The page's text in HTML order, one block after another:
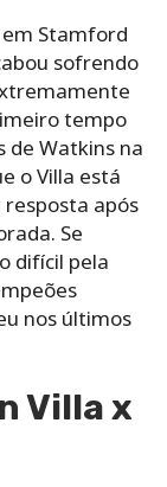
Stamford
sofrendo
tempo
de Watkins na
o Villa está
após
Se
difícil pela
nos últimos
Villa x